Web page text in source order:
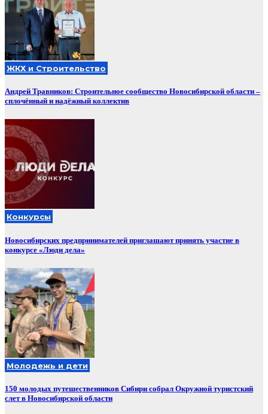
ЖКХ и Строительство
Андрей Травников: Строительное сообщество Новосибирской области –
сплочённый и надёжный коллектив
Конкурсы
Новосибирских предпринимателей приглашают принять участие в
конкурсе «Люди дела»
Молодежь и дети
150 молодых путешественников Сибири собрал Окружной туристский
слет в Новосибирской области